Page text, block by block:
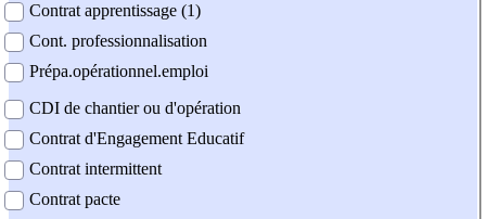
Contrat apprentissage (1)
Cont. professionnalisation
Prépa.opérationnel.emploi
CDI de chantier ou d'opération
Contrat d'Engagement Educatif
Contrat intermittent
Contrat pacte